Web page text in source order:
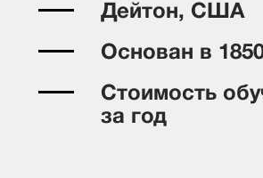
Дейтон, США
Основан в
Стоимость
за год